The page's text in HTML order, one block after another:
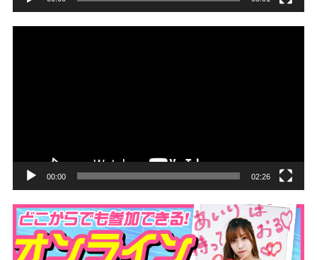
00:00 02:26